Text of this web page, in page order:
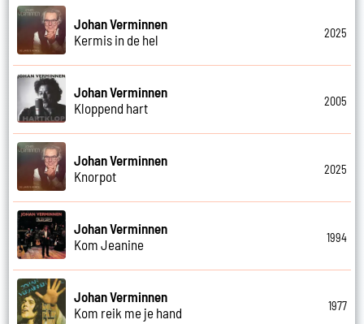
Johan Verminnen
Kermis in de hel
2025
Johan Verminnen
Kloppend hart
2005
Johan Verminnen
Knorpot
2025
Johan Verminnen
Kom Jeanine
1994
Johan Verminnen
Kom reik me je hand
1977